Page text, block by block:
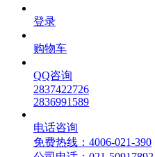
登录
购物车
QQ咨询
2837422726
2836991589
电话咨询
免费热线：4006-021-390